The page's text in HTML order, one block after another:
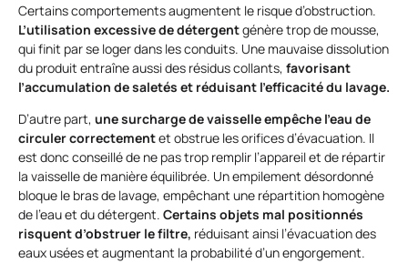
Certains comportements augmentent le risque d’obstruction.
L’utilisation excessive de détergentgénère trop de mousse,
qui finit par se loger dans les conduits. Une mauvaise dissolution
du produit entraîne aussi des résidus collants, favorisant
l’accumulation de saletés et réduisant l’efficacité du lavage.
D’autre part, une surcharge de vaisselle empêche l’eau de
circuler correctementet obstrue les orifices d’évacuation. Il
est donc conseillé de ne pas trop remplir l’appareil et de répartir
la vaisselle de manière équilibrée. Un empilement désordonné
bloque le bras de lavage, empêchant une répartition homogène
de l’eau et du détergent. Certains objets mal positionnés
risquent d’obstruer le filtre, réduisant ainsi l’évacuation des
eaux usées et augmentant la probabilité d’un engorgement.